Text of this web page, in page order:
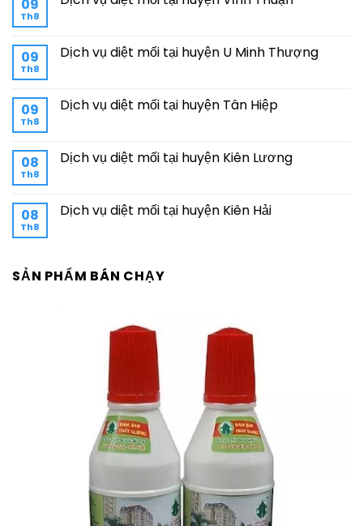
09
Th8
09
Th8
Dịch vụ diệt mối tại huyện U Minh Thượng
09
Th8
Dịch vụ diệt mối tại huyện Tân Hiệp
08
Th8
Dịch vụ diệt mối tại huyện Kiên Lương
08
Th8
Dịch vụ diệt mối tại huyện Kiên Hải
SẢN PHẨM BÁN CHẠY